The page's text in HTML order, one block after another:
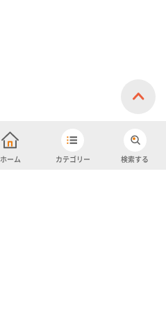
ホーム カテゴリー 検索する